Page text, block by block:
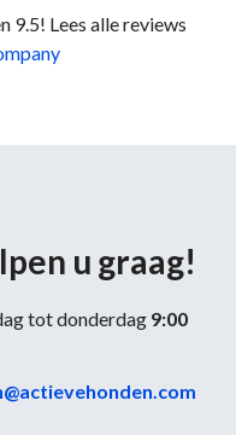
9.5! Lees alle reviews
u graag!
tot donderdag 9:00